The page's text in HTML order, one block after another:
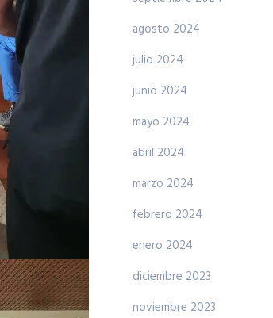
agosto 2024
julio 2024
junio 2024
mayo 2024
abril 2024
marzo 2024
febrero 2024
enero 2024
diciembre 2023
noviembre 2023